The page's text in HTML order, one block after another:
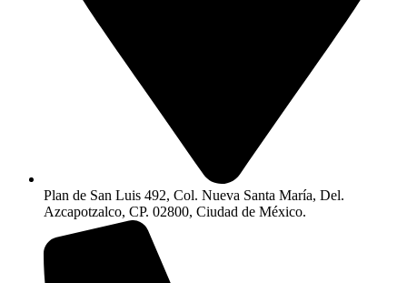
Plan de San Luis 492, Col. Nueva Santa María, Del.
Azcapotzalco, CP. 02800, Ciudad de México.